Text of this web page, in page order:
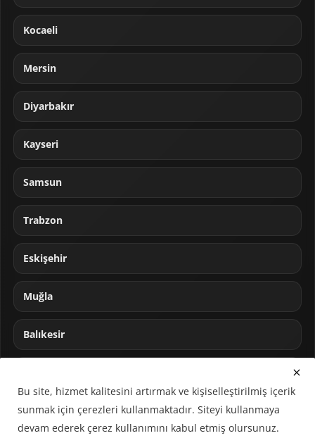
Kocaeli
Mersin
Diyarbakır
Kayseri
Samsun
Trabzon
Eskişehir
Muğla
Balıkesir
Bu site, hizmet kalitesini artırmak ve kişiselleştirilmiş içerik
sunmak için çerezleri kullanmaktadır. Siteyi kullanmaya
devam ederek çerez kullanımını kabul etmiş olursunuz.